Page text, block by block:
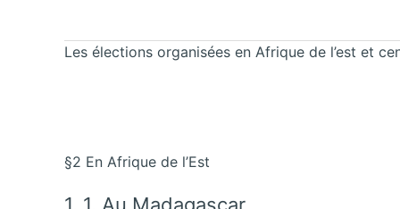
Les élections organisées en Afrique de l’est et
§2 En Afrique de l’Est
1. 1. Au Madagascar